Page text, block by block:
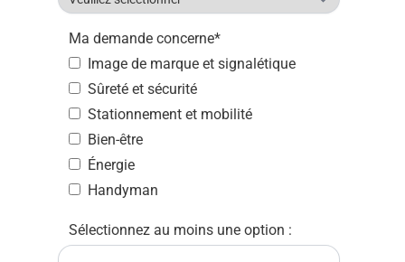
Ma demande concerne*
Image de marque et signalétique
Sûreté et sécurité
Stationnement et mobilité
Bien-être
Énergie
Handyman
Sélectionnez au moins une option :